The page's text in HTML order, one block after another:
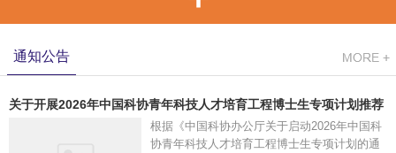
通知公告
关于开展2026年中国科协青年科技人才培育工程博士生专项计划推荐
根据《中国科协办公厅关于启动2026年中国科
协青年科技人才培育工程博士生专项计划的通